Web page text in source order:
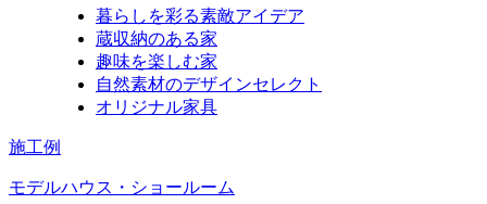
暮らしを彩る素敵アイデア
蔵収納のある家
趣味を楽しむ家
自然素材のデザインセレクト
オリジナル家具
施工例
モデルハウス・ショールーム